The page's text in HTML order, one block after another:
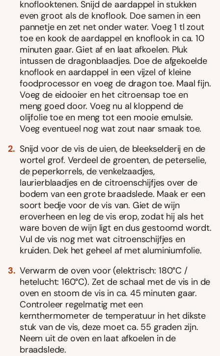
knoflooktenen. Snijd de aardappel in stukken
even groot als de knoflook. Doe samen in een
pannetje en zet net onder water. Voeg 1 tl zout
toe en kook de aardappel en knoflook in ca. 10
minuten gaar. Giet af en laat afkoelen. Pluk
intussen de dragonblaadjes. Doe de afgekoelde
knoflook en aardappel in een vijzel of kleine
foodprocessor en voeg de dragon toe. Maal fijn.
Voeg de eidooier en het citroensap toe en
meng goed door. Voeg nu al kloppend de
olijfolie toe en meng tot een mooie emulsie.
Voeg eventueel nog wat zout naar smaak toe.
Snijd voor de vis de uien, de bleekselderij en de
wortel grof. Verdeel de groenten, de peterselie,
de peperkorrels, de venkelzaadjes,
laurierblaadjes en de citroenschijfjes over de
bodem van een grote braadslede. Maak er een
soort bedje voor de vis van. Giet de wijn
eroverheen en leg de vis erop, zodat hij als het
ware boven de wijn ligt en dus gestoomd wordt.
Vul de vis nog met wat citroenschijfjes en
kruiden. Dek het geheel af met aluminiumfolie.
Verwarm de oven voor (elektrisch: 180°C /
hetelucht: 160°C). Zet de schaal met de vis in de
oven en stoom de vis in ca. 45 minuten gaar.
Controleer regelmatig met een
kernthermometer de temperatuur in het dikste
stuk van de vis, deze moet ca. 55 graden zijn.
Neem uit de oven en laat afkoelen in de
braadslede.